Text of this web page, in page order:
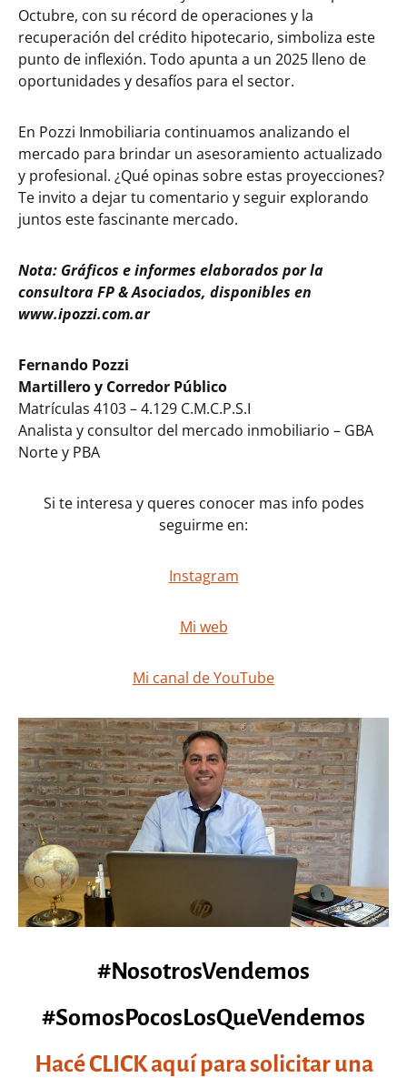
Octubre, con su récord de operaciones y la
recuperación del crédito hipotecario, simboliza este
punto de inflexión. Todo apunta a un 2025 lleno de
oportunidades y desafíos para el sector.
En Pozzi Inmobiliaria continuamos analizando el
mercado para brindar un asesoramiento actualizado
y profesional. ¿Qué opinas sobre estas proyecciones?
Te invito a dejar tu comentario y seguir explorando
juntos este fascinante mercado.
Nota: Gráficos e informes elaborados por la
consultora FP & Asociados, disponibles en
www.ipozzi.com.ar
Fernando Pozzi
Martillero y Corredor Público
Matrículas 4103 – 4.129 C.M.C.P.S.I
Analista y consultor del mercado inmobiliario – GBA
Norte y PBA
Si te interesa y queres conocer mas info podes
seguirme en:
Instagram
Mi web
Mi canal de YouTube
#NosotrosVendemos
#SomosPocosLosQueVendemos
Hacé CLICK aquí para solicitar una